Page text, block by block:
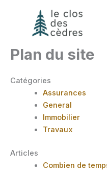
Plan du site
Catégories
Assurances
General
Immobilier
Travaux
Articles
Combien de